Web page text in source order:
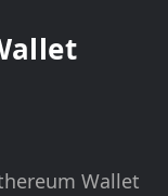
Wallet